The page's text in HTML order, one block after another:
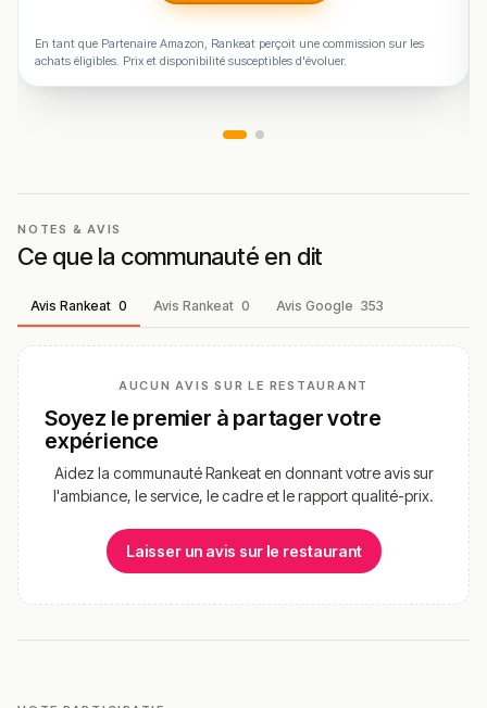
En tant que Partenaire Amazon, Rankeat perçoit une commission sur les
achats éligibles. Prix et disponibilité susceptibles d'évoluer.
NOTES & AVIS
Ce que la communauté en dit
Avis Rankeat 0 Avis Rankeat 0 Avis Google 353
AUCUN AVIS SUR LE RESTAURANT
Soyez le premier à partager votre
expérience
Aidez la communauté Rankeat en donnant votre avis sur
l'ambiance, le service, le cadre et le rapport qualité-prix.
Laisser un avis sur le restaurant